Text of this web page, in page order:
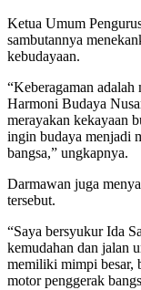
Ketua Umum
sambutannya
kebudayaan.
“Keberagaman adalah
Harmoni Budaya
merayakan kekayaan
ingin budaya menjadi
bangsa,” ungkapnya.
Darmawan juga
tersebut.
“Saya bersyukur Ida
kemudahan dan jalan
memiliki mimpi besar,
motor penggerak